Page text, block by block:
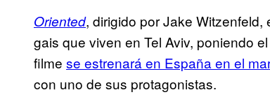
Oriented, dirigido por Jake
gais que viven en Tel Aviv, poniendo
filme se estrenará en España en el
con uno de sus protagonistas.